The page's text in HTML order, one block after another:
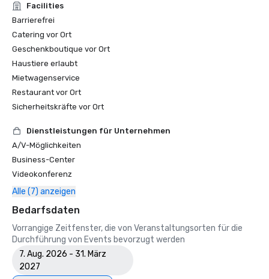
Facilities
Barrierefrei
Catering vor Ort
Geschenkboutique vor Ort
Haustiere erlaubt
Mietwagenservice
Restaurant vor Ort
Sicherheitskräfte vor Ort
Dienstleistungen für Unternehmen
A/V-Möglichkeiten
Business-Center
Videokonferenz
Alle (7) anzeigen
Bedarfsdaten
Vorrangige Zeitfenster, die von Veranstaltungsorten für die
Durchführung von Events bevorzugt werden
7. Aug. 2026 - 31. März
2027